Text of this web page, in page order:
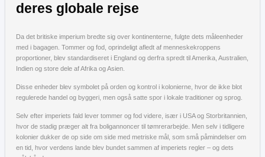
deres globale rejse
Da det britiske imperium bredte sig over kontinenterne, fulgte dets måleenheder
med i bagagen. Tommer og fod, oprindeligt afledt af menneskekroppens
proportioner, blev standardiseret i England og derfra spredt til Amerika, Australien,
Indien og store dele af Afrika og Asien.
Disse enheder blev symbolet på orden og kontrol i kolonierne, hvor de ikke blot
regulerede handel og byggeri, men også satte spor i lokale traditioner og sprog.
Selv efter imperiets fald lever tommer og fod videre, især i USA og Storbritannien,
hvor de stadig præger alt fra boligannoncer til tømrerarbejde. Men selv i tidligere
kolonier dukker de op side om side med metriske mål, som små påmindelser om
en tid, hvor verdens lande blev bundet sammen af imperiets regler – og dets